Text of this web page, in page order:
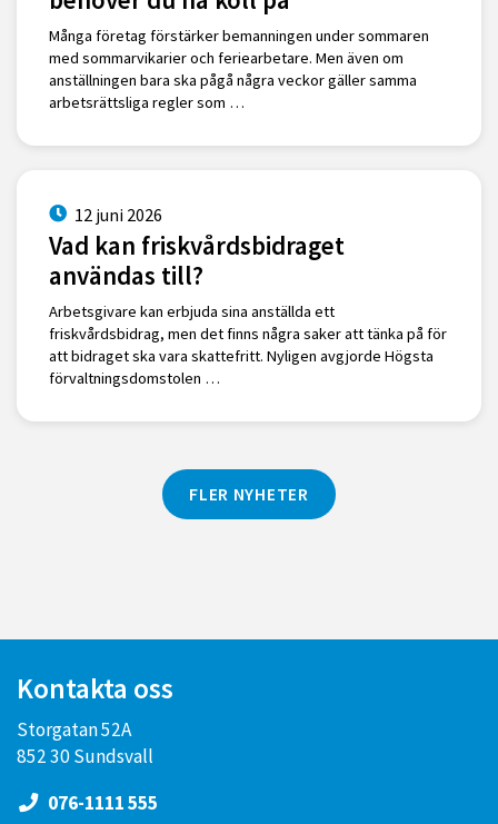
Många företag förstärker bemanningen under sommaren
med sommarvikarier och feriearbetare. Men även om
anställningen bara ska pågå några veckor gäller samma
arbetsrättsliga regler som …
12 juni 2026
Vad kan friskvårdsbidraget
användas till?
Arbetsgivare kan erbjuda sina anställda ett
friskvårdsbidrag, men det finns några saker att tänka på för
att bidraget ska vara skattefritt. Nyligen avgjorde Högsta
förvaltningsdomstolen …
FLER NYHETER
Kontakta oss
Storgatan 52A
852 30 Sundsvall
076-1111 555